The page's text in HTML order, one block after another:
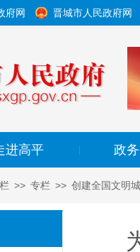
府网 晋城市人民政府网
进高平 政
>> 专栏 >> 创建全国文明